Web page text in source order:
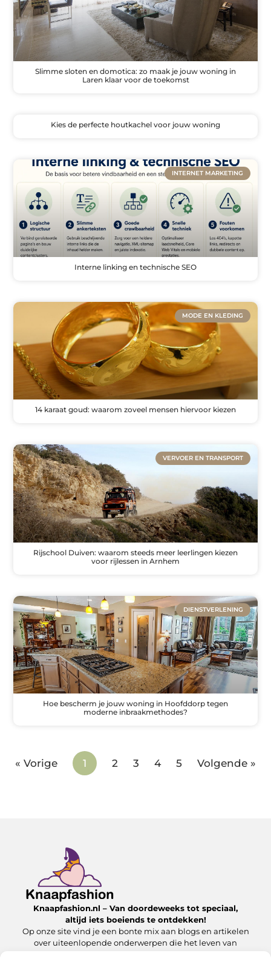
Slimme sloten en domotica: zo maak je jouw woning in
Laren klaar voor de toekomst
Kies de perfecte houtkachel voor jouw woning
INTERNET MARKETING
Interne linking en technische SEO
MODE EN KLEDING
14 karaat goud: waarom zoveel mensen hiervoor kiezen
VERVOER EN TRANSPORT
Rijschool Duiven: waarom steeds meer leerlingen kiezen
voor rijlessen in Arnhem
DIENSTVERLENING
Hoe bescherm je jouw woning in Hoofddorp tegen
moderne inbraakmethodes?
« Vorige 1 2 3 4 5 Volgende »
Knaapfashion.nl – Van doordeweeks tot speciaal,
altijd iets boeiends te ontdekken!
Op onze site vind je een bonte mix aan blogs en artikelen
over uiteenlopende onderwerpen die het leven van